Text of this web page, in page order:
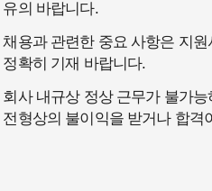
유의 바랍니다.
채용과 관련한 중요 사항은 지
정확히 기재 바랍니다.
회사 내규상 정상 근무가 불가
전형상의 불이익을 받거나 합격